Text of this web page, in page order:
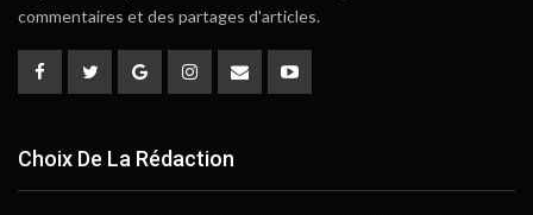
commentaires et des partages d'articles.
Choix De La Rédaction